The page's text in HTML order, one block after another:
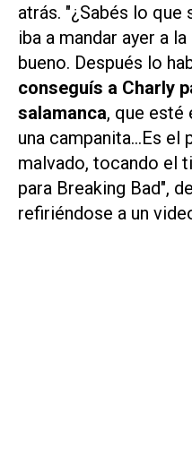
atrás. "¿Sabés lo que
iba a mandar ayer a
bueno. Después lo
conseguís a Charly
salamanca, que esté
una campanita...Es el
malvado, tocando el
para Breaking Bad",
refiriéndose a un